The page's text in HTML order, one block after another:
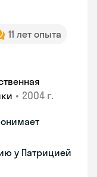
11 лет опыта
• 2004 г.
у Патрицией